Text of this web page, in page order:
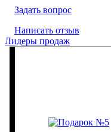
Задать вопрос
Написать отзыв
Лидеры продаж